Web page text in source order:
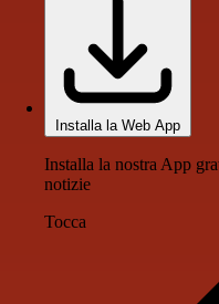
Installa la Web App
Installa la nostra App
notizie
Tocca